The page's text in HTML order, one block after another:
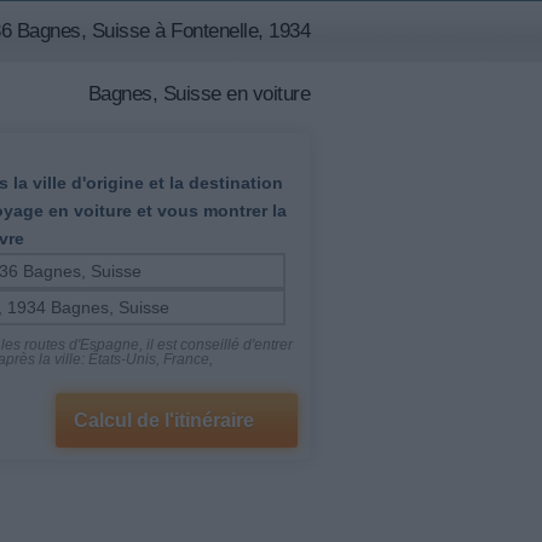
Bagnes, Suisse à Fontenelle, 1934
Bagnes, Suisse en voiture
la ville d'origine et la destination
en voiture et vous montrer la
routes d'Espagne, il est conseillé d'entrer
la ville: États-Unis, France,